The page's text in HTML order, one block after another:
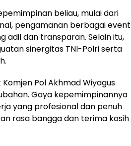
beliau, mulai dari
pengamanan berbagai event
adil dan transparan. Selain itu,
sinergitas TNI-Polri serta
Pol Akhmad Wiyagus
Gaya kepemimpinannya
yang profesional dan penuh
rasa bangga dan terima kasih